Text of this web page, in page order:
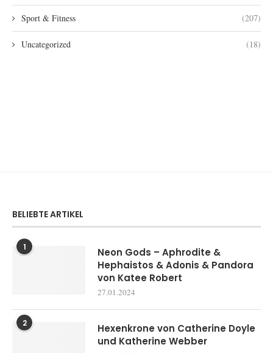
Sport & Fitness (207)
Uncategorized (18)
BELIEBTE ARTIKEL
1
Neon Gods – Aphrodite &
Hephaistos & Adonis & Pandora
von Katee Robert
27.01.2024
2
Hexenkrone von Catherine Doyle
und Katherine Webber